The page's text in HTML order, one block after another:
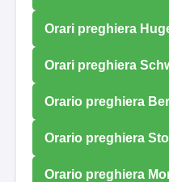
Orari preghiera
Orari preghiera
Orario preghiera
Orario preghiera
Orario preghiera